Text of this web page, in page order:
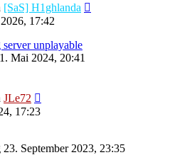
[SaS] H1ghlanda
17:42
unplayable
Mai 2024, 20:41
JLe72
17:23
23. September 2023, 23:35